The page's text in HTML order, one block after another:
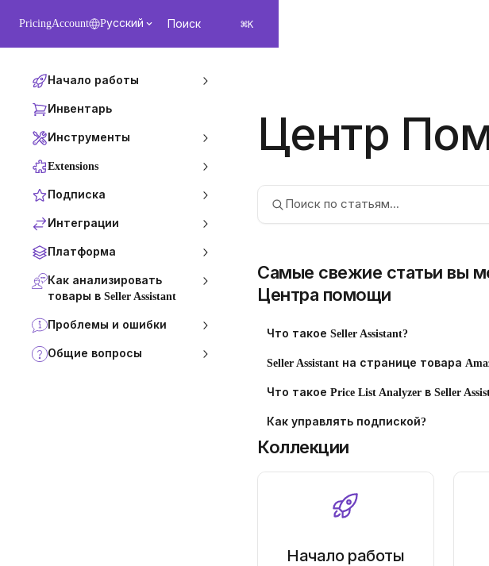
PricingAccount Pусский Поиск ⌘K
Начало работы
Инвентарь
Инструменты
Extensions
Подписка
Интеграции
Платформа
Как анализировать
товары в Seller Assistant
Проблемы и ошибки
Общие вопросы
Центр
Поиск по статьям...
Самые свежие статьи вы
Центра помощи
Что такое Seller Assistant?
Seller Assistant на странице товара
Что такое Price List Analyzer в Seller
Как управлять подпиской?
Коллекции
Начало работы